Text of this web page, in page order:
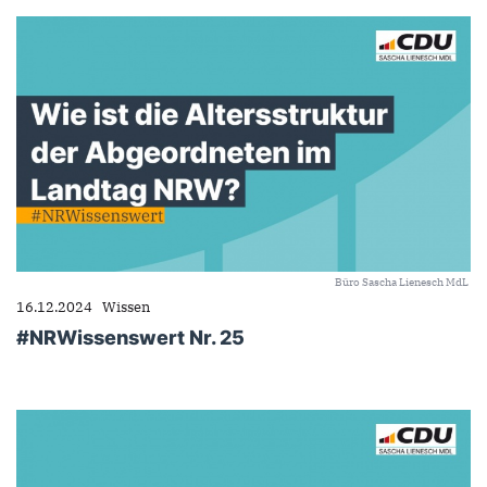
Büro Sascha Lienesch MdL
16.12.2024 Wissen
#NRWissenswert Nr. 25